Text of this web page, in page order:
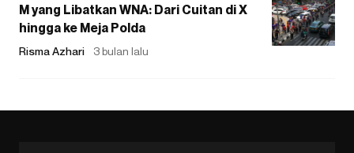
M yang Libatkan WNA: Dari Cuitan di X
hingga ke Meja Polda
Risma Azhari 3 bulan lalu